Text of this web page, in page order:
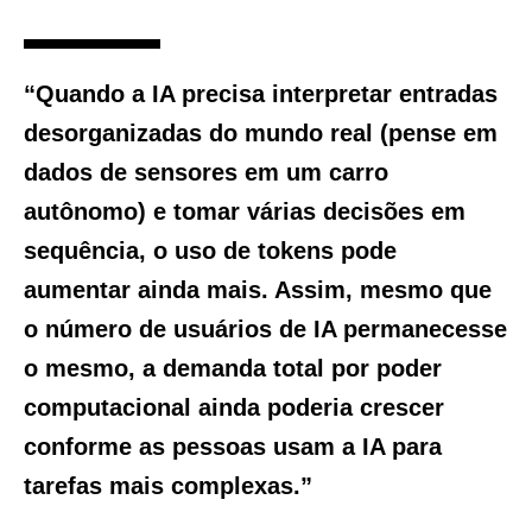
“Quando a IA precisa interpretar entradas
desorganizadas do mundo real (pense em
dados de sensores em um carro
autônomo) e tomar várias decisões em
sequência, o uso de tokens pode
aumentar ainda mais. Assim, mesmo que
o número de usuários de IA permanecesse
o mesmo, a demanda total por poder
computacional ainda poderia crescer
conforme as pessoas usam a IA para
tarefas mais complexas.”